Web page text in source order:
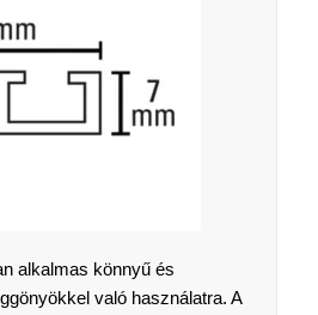
alkalmas könnyű és
való használatra. A